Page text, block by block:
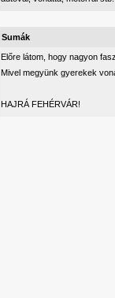
Sumák
Előre látom, hogy nagyon
Mivel megyünk gyerekek
HAJRÁ FEHÉRVÁR!